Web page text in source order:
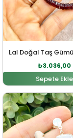
Lal Doğal Taş
₺3.036,00
Sepete Ekle
Orijinal